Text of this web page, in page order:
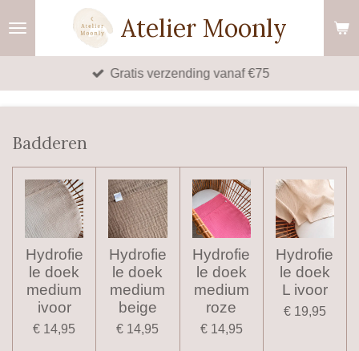
hoofdinhoud
Atelier Moonly
Gratis verzending vanaf €75
Badderen
Hydrofie
le doek
medium
ivoor
€ 14,95
Hydrofie
le doek
medium
beige
€ 14,95
Hydrofie
le doek
medium
roze
€ 14,95
Hydrofie
le doek
L ivoor
€ 19,95